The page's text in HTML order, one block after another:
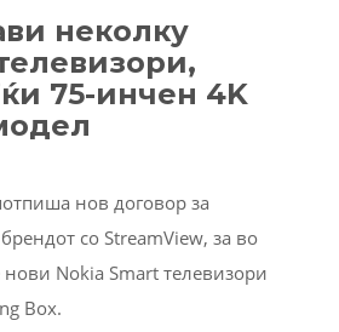
неколку
75-инчен 4K
нов договор за
со StreamView, за во
Nokia Smart телевизори
Box.